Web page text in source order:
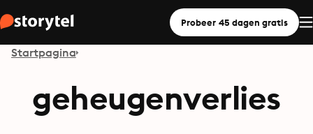
Probeer 45 dagen gratis
Startpagina
geheugenverlies